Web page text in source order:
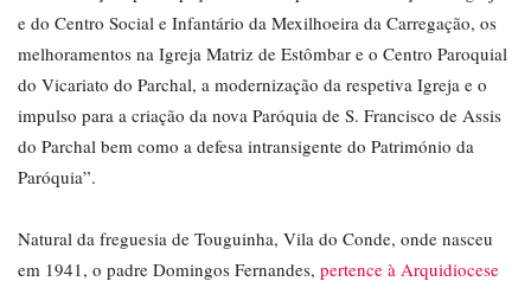
e do Centro Social e Infantário da Mexilhoeira da Carregação, os
melhoramentos na Igreja Matriz de Estômbar e o Centro Paroquial
do Vicariato do Parchal, a modernização da respetiva Igreja e o
impulso para a criação da nova Paróquia de S. Francisco de Assis
do Parchal bem como a defesa intransigente do Património da
Paróquia”.
Natural da freguesia de Touguinha, Vila do Conde, onde nasceu
em 1941, o padre Domingos Fernandes, pertence à Arquidiocese